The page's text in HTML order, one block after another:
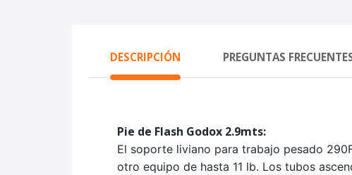
DESCRIPCIÓN PREGUNTAS
Pie de Flash Godox 2.9mts:
El soporte liviano para trabajo pesado
otro equipo de hasta 11 lb. Los tubos